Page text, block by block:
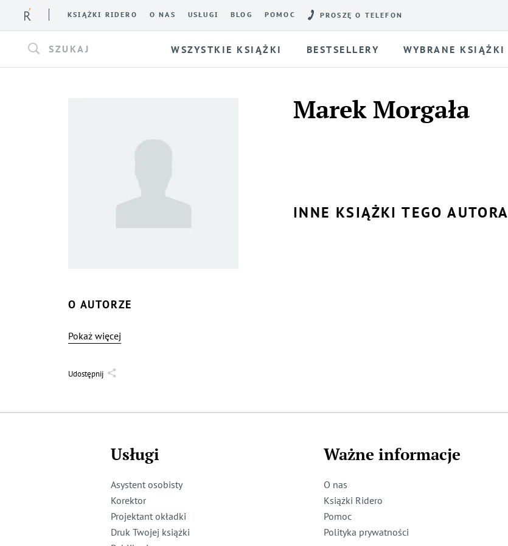
KSIĄŻKI RIDERO O NAS USŁUGI BLOG POMOC PROSZĘ O TELEFON
SZUKAJ WSZYSTKIE KSIĄŻKI BESTSELLERY WYBRANE KSIĄŻKI
Marek Morgała
INNE KSIĄŻKI TEGO AUTORA
O AUTORZE
Pokaż więcej
Udostępnij
Usługi
Asystent osobisty
Korektor
Projektant okładki
Druk Twojej książki
Ważne informacje
O nas
Książki Ridero
Pomoc
Polityka prywatności